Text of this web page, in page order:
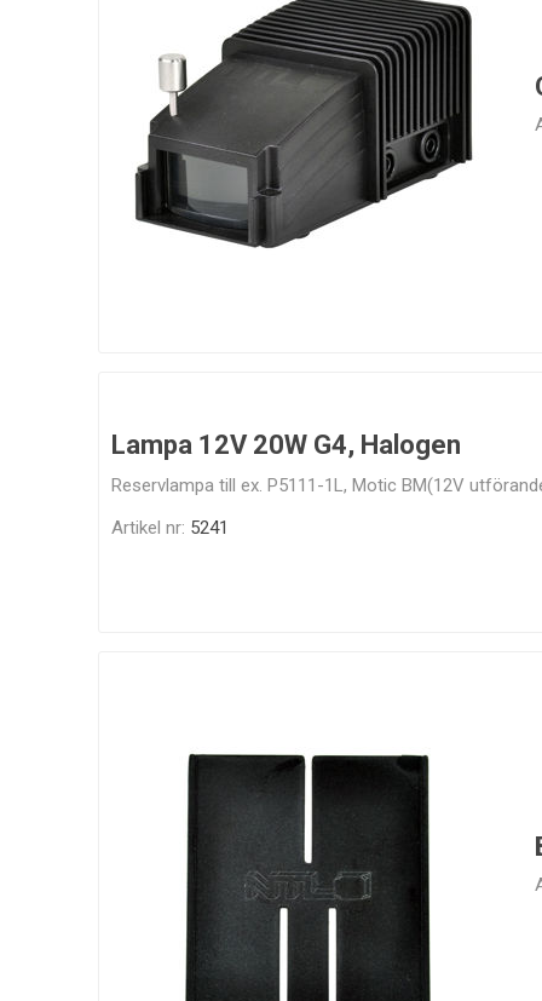
Lampa 12V 20W G4, Halogen
Reservlampa till ex. P5111-1L, Motic BM(12V
Artikel nr: 5241